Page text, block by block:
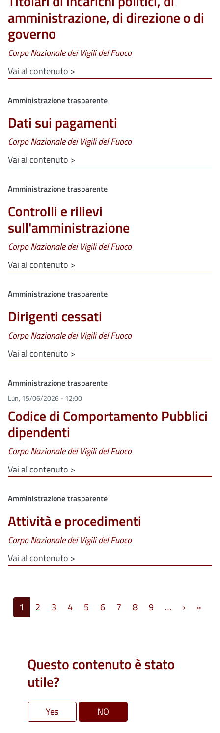
amministrazione, di direzione o di
governo
Corpo Nazionale dei Vigili del Fuoco
Vai al contenuto >
Clone di
Amministrazione trasparente
Dati sui pagamenti
Corpo Nazionale dei Vigili del Fuoco
Vai al contenuto >
Clone di
Amministrazione trasparente
Controlli e rilievi
sull'amministrazione
Corpo Nazionale dei Vigili del Fuoco
Vai al contenuto >
Clone di
Amministrazione trasparente
Dirigenti cessati
Corpo Nazionale dei Vigili del Fuoco
Vai al contenuto >
Clone di
Amministrazione trasparente
Lun, 15/06/2026 - 12:00
Codice di Comportamento Pubblici
dipendenti
Corpo Nazionale dei Vigili del Fuoco
Vai al contenuto >
Clone di
Amministrazione trasparente
Attività e procedimenti
Corpo Nazionale dei Vigili del Fuoco
Vai al contenuto >
Paginazione
1 2 3 4 5 6 7 8 9 … ›Pagina
»
Questo contenuto è stato
utile?